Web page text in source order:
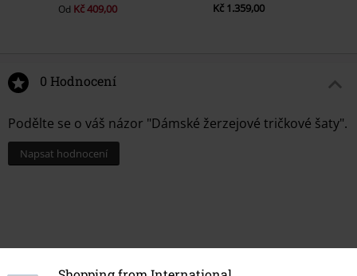
Od Kč 409,00 Kč 1.359,00
0 Hodnocení
Podělte se o váš názor "Dámské žerzejové tričkové šaty".
Napsat hodnocení